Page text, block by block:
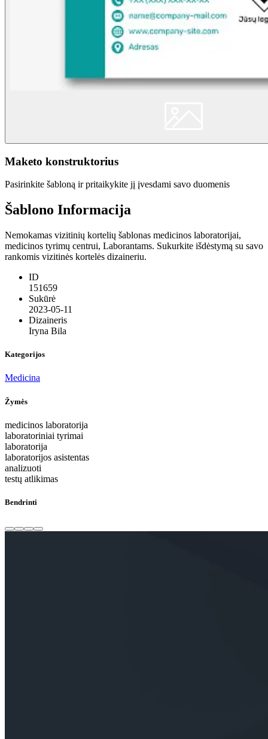
Maketo konstruktorius
Pasirinkite šabloną ir pritaikykite jį įvesdami savo duomenis
Šablono Informacija
Nemokamas vizitinių kortelių šablonas medicinos laboratorijai,
medicinos tyrimų centrui, Laborantams. Sukurkite išdėstymą su savo
rankomis vizitinės kortelės dizaineriu.
ID
151659
Sukūrė
2023-05-11
Dizaineris
Iryna Bila
Kategorijos
Medicina
Žymės
medicinos laboratorija
laboratoriniai tyrimai
laboratorija
laboratorijos asistentas
analizuoti
testų atlikimas
Bendrinti